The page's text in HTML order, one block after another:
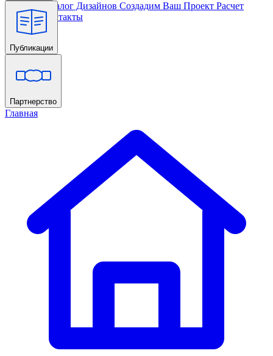
Главная Каталог Дизайнов Создадим Ваш Проект Расчет
Проекта Контакты
Публикации
Главная
Партнерство
Главная